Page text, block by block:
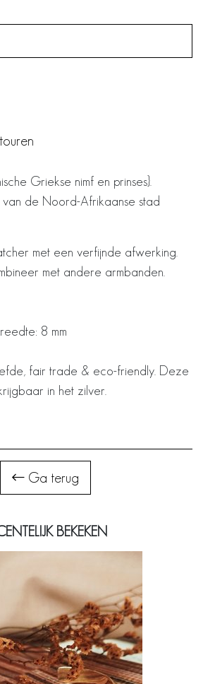
Griekse nimf en prinses}.
van de Noord-Afrikaanse stad
met een verfijnde afwerking.
met andere armbanden.
8 mm
fair trade & eco-friendly. Deze
in het zilver.
Ga terug
BEKEKEN